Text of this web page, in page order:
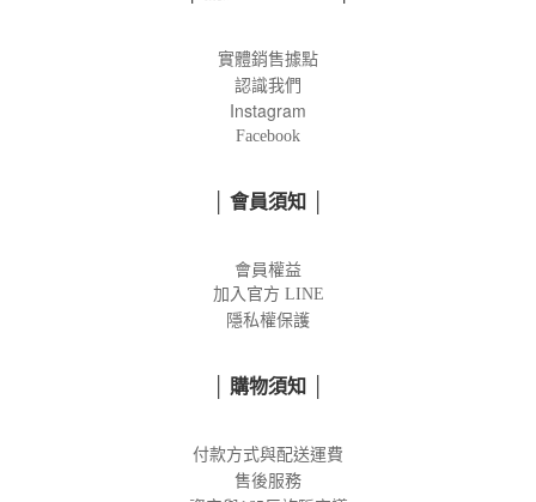
實體銷售據點
認識我們
Instagram
Facebook
│ 會員須知 │
會員權益
加入官方 LINE
隱私權保護
│ 購物須知 │
付款方式與配送運費
售後服務